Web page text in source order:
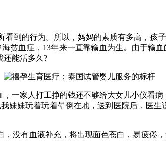
到的行为。所以，妈妈的素质有多高，孩
贫血症，13年来一直靠输血为生。由于输
还能活多久?
家人打工挣的钱还不够给大女儿小仪看
妹妹玩着玩着晕倒在地，送到医院后，医
有血液补充，将出现面色苍白，易疲倦